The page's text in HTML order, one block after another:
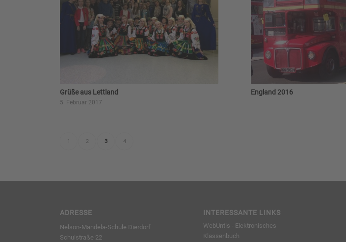
Grüße aus Lettland
5. Februar 2017
England 2016
1 2 3 4
ADRESSE
Nelson-Mandela-Schule Dierdorf
Schulstraße 22
INTERESSANTE LINKS
WebUntis - Elektronisches
Klassenbuch